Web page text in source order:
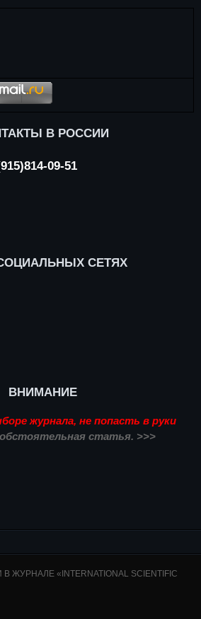
В РОССИИ
09-51
СЕТЯХ
ВНИМАНИЕ
журнала, не попасть в руки
статья. >>>
«INTERNATIONAL SCIENTIFIC